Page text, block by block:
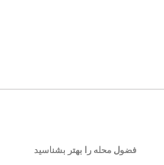
فضول محله را بهتر بشناسید